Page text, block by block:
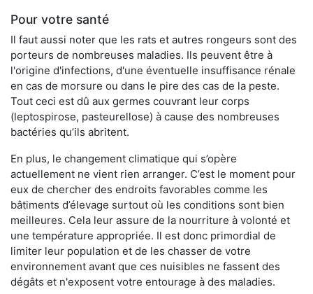
Pour votre santé
Il faut aussi noter que les rats et autres rongeurs sont des
porteurs de nombreuses maladies. Ils peuvent être à
l'origine d'infections, d'une éventuelle insuffisance rénale
en cas de morsure ou dans le pire des cas de la peste.
Tout ceci est dû aux germes couvrant leur corps
(leptospirose, pasteurellose) à cause des nombreuses
bactéries qu’ils abritent.
En plus, le changement climatique qui s’opère
actuellement ne vient rien arranger. C’est le moment pour
eux de chercher des endroits favorables comme les
bâtiments d’élevage surtout où les conditions sont bien
meilleures. Cela leur assure de la nourriture à volonté et
une température appropriée. Il est donc primordial de
limiter leur population et de les chasser de votre
environnement avant que ces nuisibles ne fassent des
dégâts et n'exposent votre entourage à des maladies.